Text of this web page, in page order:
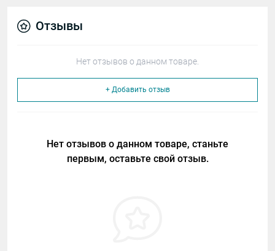
Отзывы
Нет отзывов о данном товаре.
+ Добавить отзыв
Нет отзывов о данном товаре, станьте
первым, оставьте свой отзыв.